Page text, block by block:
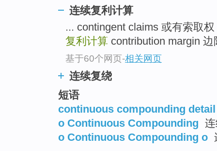
连续复利计算
... contingent claims 或有索取权
复利计算 contribution margin
基于60个网页-相关网页
连续复绕
短语
continuous compounding detail
o Continuous Compounding
o Continuous Compounding o